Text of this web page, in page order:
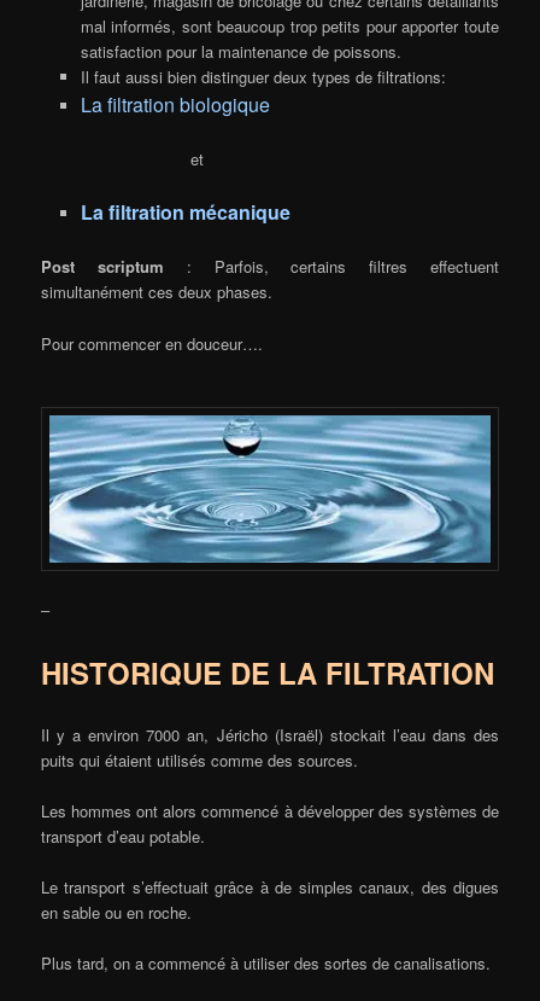
mal informés, sont beaucoup trop petits pour apporter toute
satisfaction pour la maintenance de poissons.
Il faut aussi bien distinguer deux types de filtrations:
La filtration biologique
et
La filtration mécanique
Post scriptum : Parfois, certains filtres effectuent
simultanément ces deux phases.
Pour commencer en douceur….
–
HISTORIQUE DE LA FILTRATION
Il y a environ 7000 an, Jéricho (Israël) stockait l’eau dans des
puits qui étaient utilisés comme des sources.
Les hommes ont alors commencé à développer des systèmes de
transport d’eau potable.
Le transport s’effectuait grâce à de simples canaux, des digues
en sable ou en roche.
Plus tard, on a commencé à utiliser des sortes de canalisations.